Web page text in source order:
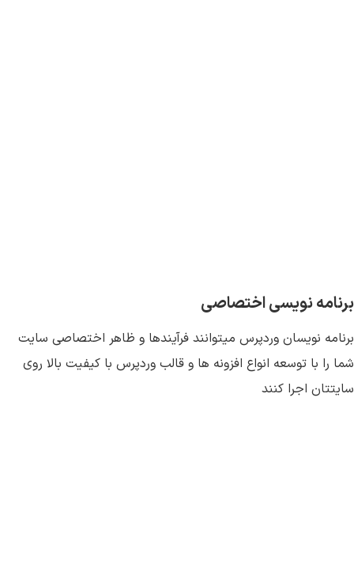
برنامه نویسی اختصاصی
برنامه نویسان وردپرس میتوانند فرآیندها و ظاهر اختصاصی سایت
شما را با توسعه انواع افزونه ها و قالب وردپرس با کیفیت بالا روی
سایتتان اجرا کنند